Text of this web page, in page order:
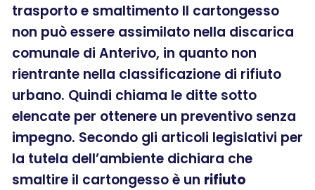
trasporto e smaltimento Il cartongesso
non può essere assimilato nella discarica
comunale di Anterivo, in quanto non
rientrante nella classificazione di rifiuto
urbano. Quindi chiama le ditte sotto
elencate per ottenere un preventivo senza
impegno. Secondo gli articoli legislativi per
la tutela dell’ambiente dichiara che
smaltire il cartongesso è un rifiuto